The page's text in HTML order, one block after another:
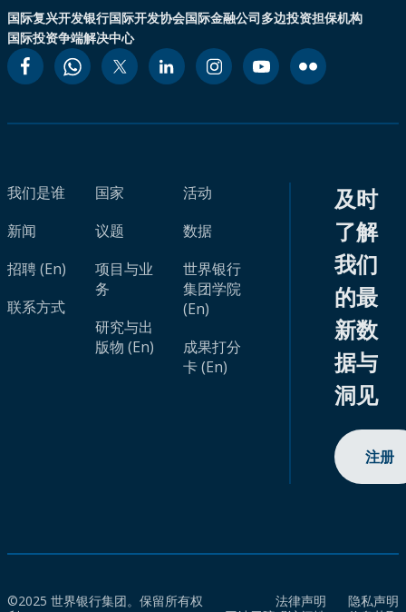
国际复兴开发银行国际开发协会国际金融公司多边投资担保机构
国际投资争端解决中心
我们是谁
新闻
招聘 (En)
联系方式
国家
议题
项目与业
务
研究与出
版物 (En)
活动
数据
世界银行
集团学院
(En)
成果打分
卡 (En)
及时
了解
我们
的最
新数
据与
洞见
注册
©2025 世界银行集团。保留所有权
法律声明
隐私声明